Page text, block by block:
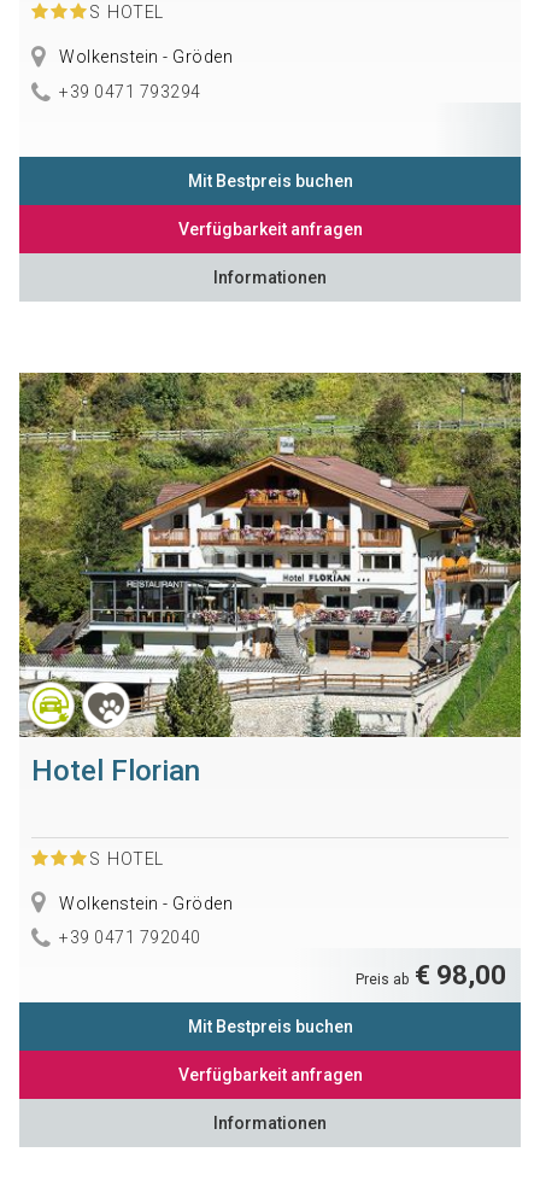
S HOTEL
Wolkenstein - Gröden
+39 0471 793294
Mit Bestpreis buchen
Verfügbarkeit anfragen
Informationen
Hotel Florian
S HOTEL
Wolkenstein - Gröden
+39 0471 792040
Preis ab € 98,00
Mit Bestpreis buchen
Verfügbarkeit anfragen
Informationen